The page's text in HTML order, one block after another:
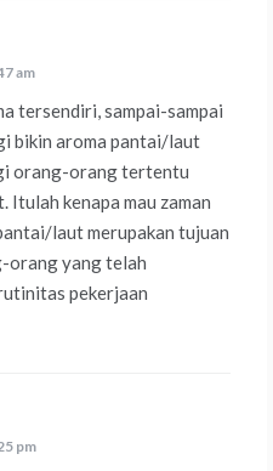
am
tersendiri, sampai-sampai
bikin aroma pantai/laut
orang-orang tertentu
Itulah kenapa mau zaman
laut merupakan tujuan
orang yang telah
pekerjaan
pm